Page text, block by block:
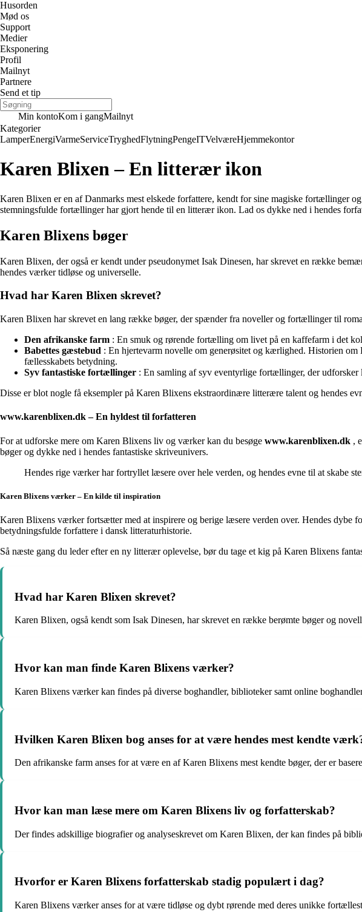
Husorden
Mød os
Support
Medier
Eksponering
Profil
Mailnyt
Partnere
Send et tip
Min kontoKom i gangMailnyt
Kategorier
LamperEnergiVarmeServiceTryghedFlytningPengeITVelværeHjemmekontor
Karen Blixen – En litterær ikon
Karen Blixen er en af Danmarks mest elskede forfattere, kendt for sine magiske fortællinger
stemningsfulde fortællinger har gjort hende til en litterær ikon. Lad os dykke ned i hendes
Karen Blixens bøger
Karen Blixen, der også er kendt under pseudonymet Isak Dinesen, har skrevet en række
hendes værker tidløse og universelle.
Hvad har Karen Blixen skrevet?
Karen Blixen har skrevet en lang række bøger, der spænder fra noveller og fortællinger til
Den afrikanske farm : En smuk og rørende fortælling om livet på en kaffefarm i det
Babettes gæstebud : En hjertevarm novelle om generøsitet og kærlighed. Historien om
fællesskabets betydning.
Syv fantastiske fortællinger : En samling af syv eventyrlige fortællinger, der
Disse er blot nogle få eksempler på Karen Blixens ekstraordinære litterære talent og hendes
www.karenblixen.dk – En hyldest til forfatteren
For at udforske mere om Karen Blixens liv og værker kan du besøge www.karenblixen.dk ,
bøger og dykke ned i hendes fantastiske skriveunivers.
Hendes rige værker har fortryllet læsere over hele verden, og hendes evne til at skabe
Karen Blixens værker – En kilde til inspiration
Karen Blixens værker fortsætter med at inspirere og berige læsere verden over. Hendes dybe
betydningsfulde forfattere i dansk litteraturhistorie.
Så næste gang du leder efter en ny litterær oplevelse, bør du tage et kig på Karen Blixens
Hvad har Karen Blixen skrevet?
Karen Blixen, også kendt som Isak Dinesen, har skrevet en række berømte bøger og
Hvor kan man finde Karen Blixens værker?
Karen Blixens værker kan findes på diverse boghandler, biblioteker samt online
Hvilken Karen Blixen bog anses for at være hendes mest kendte
Den afrikanske farm anses for at være en af Karen Blixens mest kendte bøger, der er
Hvor kan man læse mere om Karen Blixens liv og forfatterskab?
Der findes adskillige biografier og analyseskrevet om Karen Blixen, der kan findes på
Hvorfor er Karen Blixens forfatterskab stadig populært i dag?
Karen Blixens værker anses for at være tidløse og dybt rørende med deres unikke